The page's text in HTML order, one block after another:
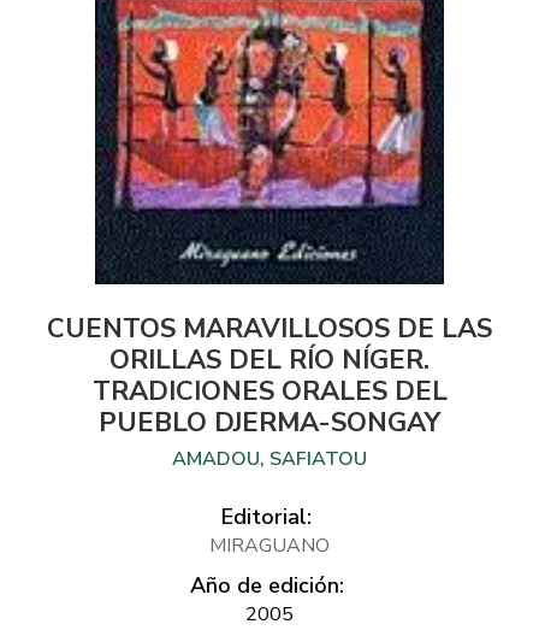
CUENTOS MARAVILLOSOS DE LAS
ORILLAS DEL RÍO NÍGER.
TRADICIONES ORALES DEL
PUEBLO DJERMA-SONGAY
AMADOU, SAFIATOU
Editorial:
MIRAGUANO
Año de edición:
2005